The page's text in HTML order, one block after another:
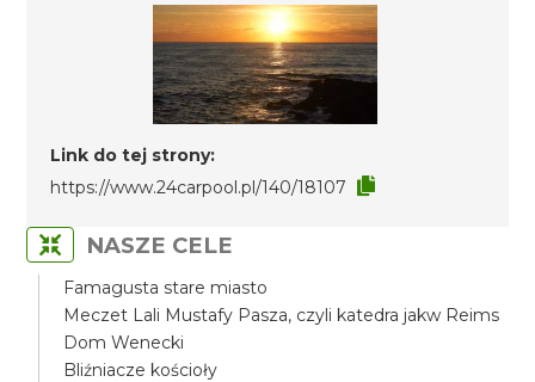
Link do tej strony:
https://www.24carpool.pl/140/18107
NASZE CELE
Famagusta stare miasto
Meczet Lali Mustafy Pasza, czyli katedra jakw Reims
Dom Wenecki
Bliźniacze kościoły